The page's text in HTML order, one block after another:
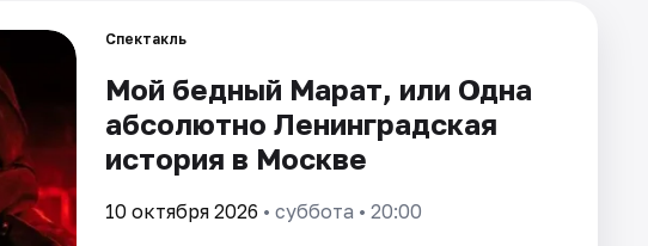
Спектакль
Мой бедный Марат, или Одна
абсолютно Ленинградская
история в Москве
10 октября 2026 • суббота • 20:00